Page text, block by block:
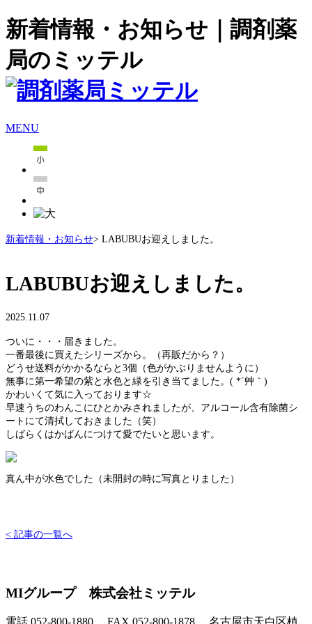
新着情報・お知らせ｜調剤薬
局のミッテル
MENU
新着情報・お知らせ> LABUBUお迎えしました。
LABUBUお迎えしました。
2025.11.07
ついに・・・届きました。
一番最後に買えたシリーズから。（再販だから？）
どうせ送料がかかるならと3個（色がかぶりませんように）
無事に第一希望の紫と水色と緑を引き当てました。( *´艸｀)
かわいくて気に入っております☆
早速うちのわんこにひとかみされましたが、アルコール含有除菌シ
ートにて清拭しておきました（笑）
しばらくはかばんにつけて愛でたいと思います。
真ん中が水色でした（未開封の時に写真とりました）
< 記事の一覧へ
MIグループ 株式会社ミッテル